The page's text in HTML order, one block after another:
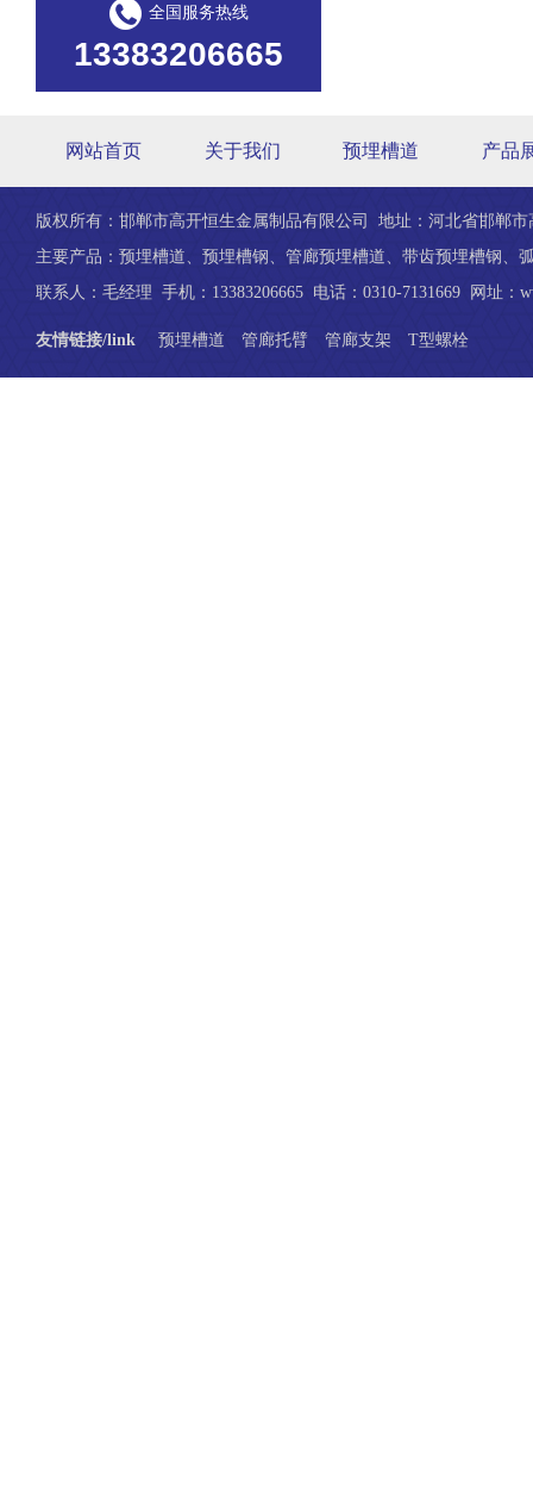
全国服务热线
13383206665
网站首页 关于我们 预埋槽道 产品
版权所有：邯郸市高开恒生金属制品有限公司 地址：河北省邯郸
主要产品： 预埋槽道、 预埋槽钢 、管廊预埋槽道、带齿预埋槽钢、
联系人：毛经理 手机：13383206665 电话：0310-7131669 网址：
友情链接/link 预埋槽道 管廊托臂 管廊支架 T型螺栓